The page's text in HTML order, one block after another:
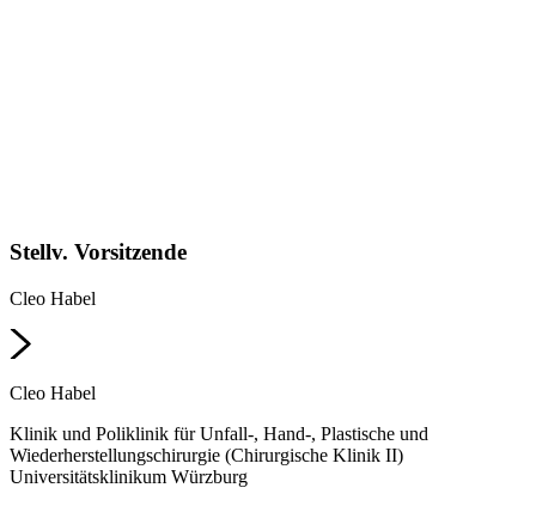
Stellv. Vorsitzende
Cleo Habel
Cleo Habel
Klinik und Poliklinik für Unfall-, Hand-, Plastische und
Wiederherstellungschirurgie (Chirurgische Klinik II)
Universitätsklinikum Würzburg